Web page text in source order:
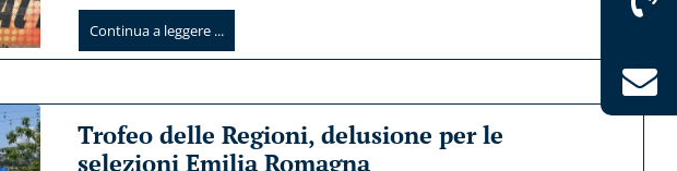
Continua a leggere ...
Trofeo delle Regioni, delusione per le
selezioni Emilia Romagna